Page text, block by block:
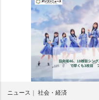
ニュース 社会・経済